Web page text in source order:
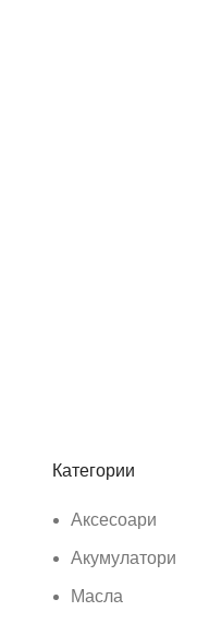
Категории
Аксесоари
Акумулатори
Масла